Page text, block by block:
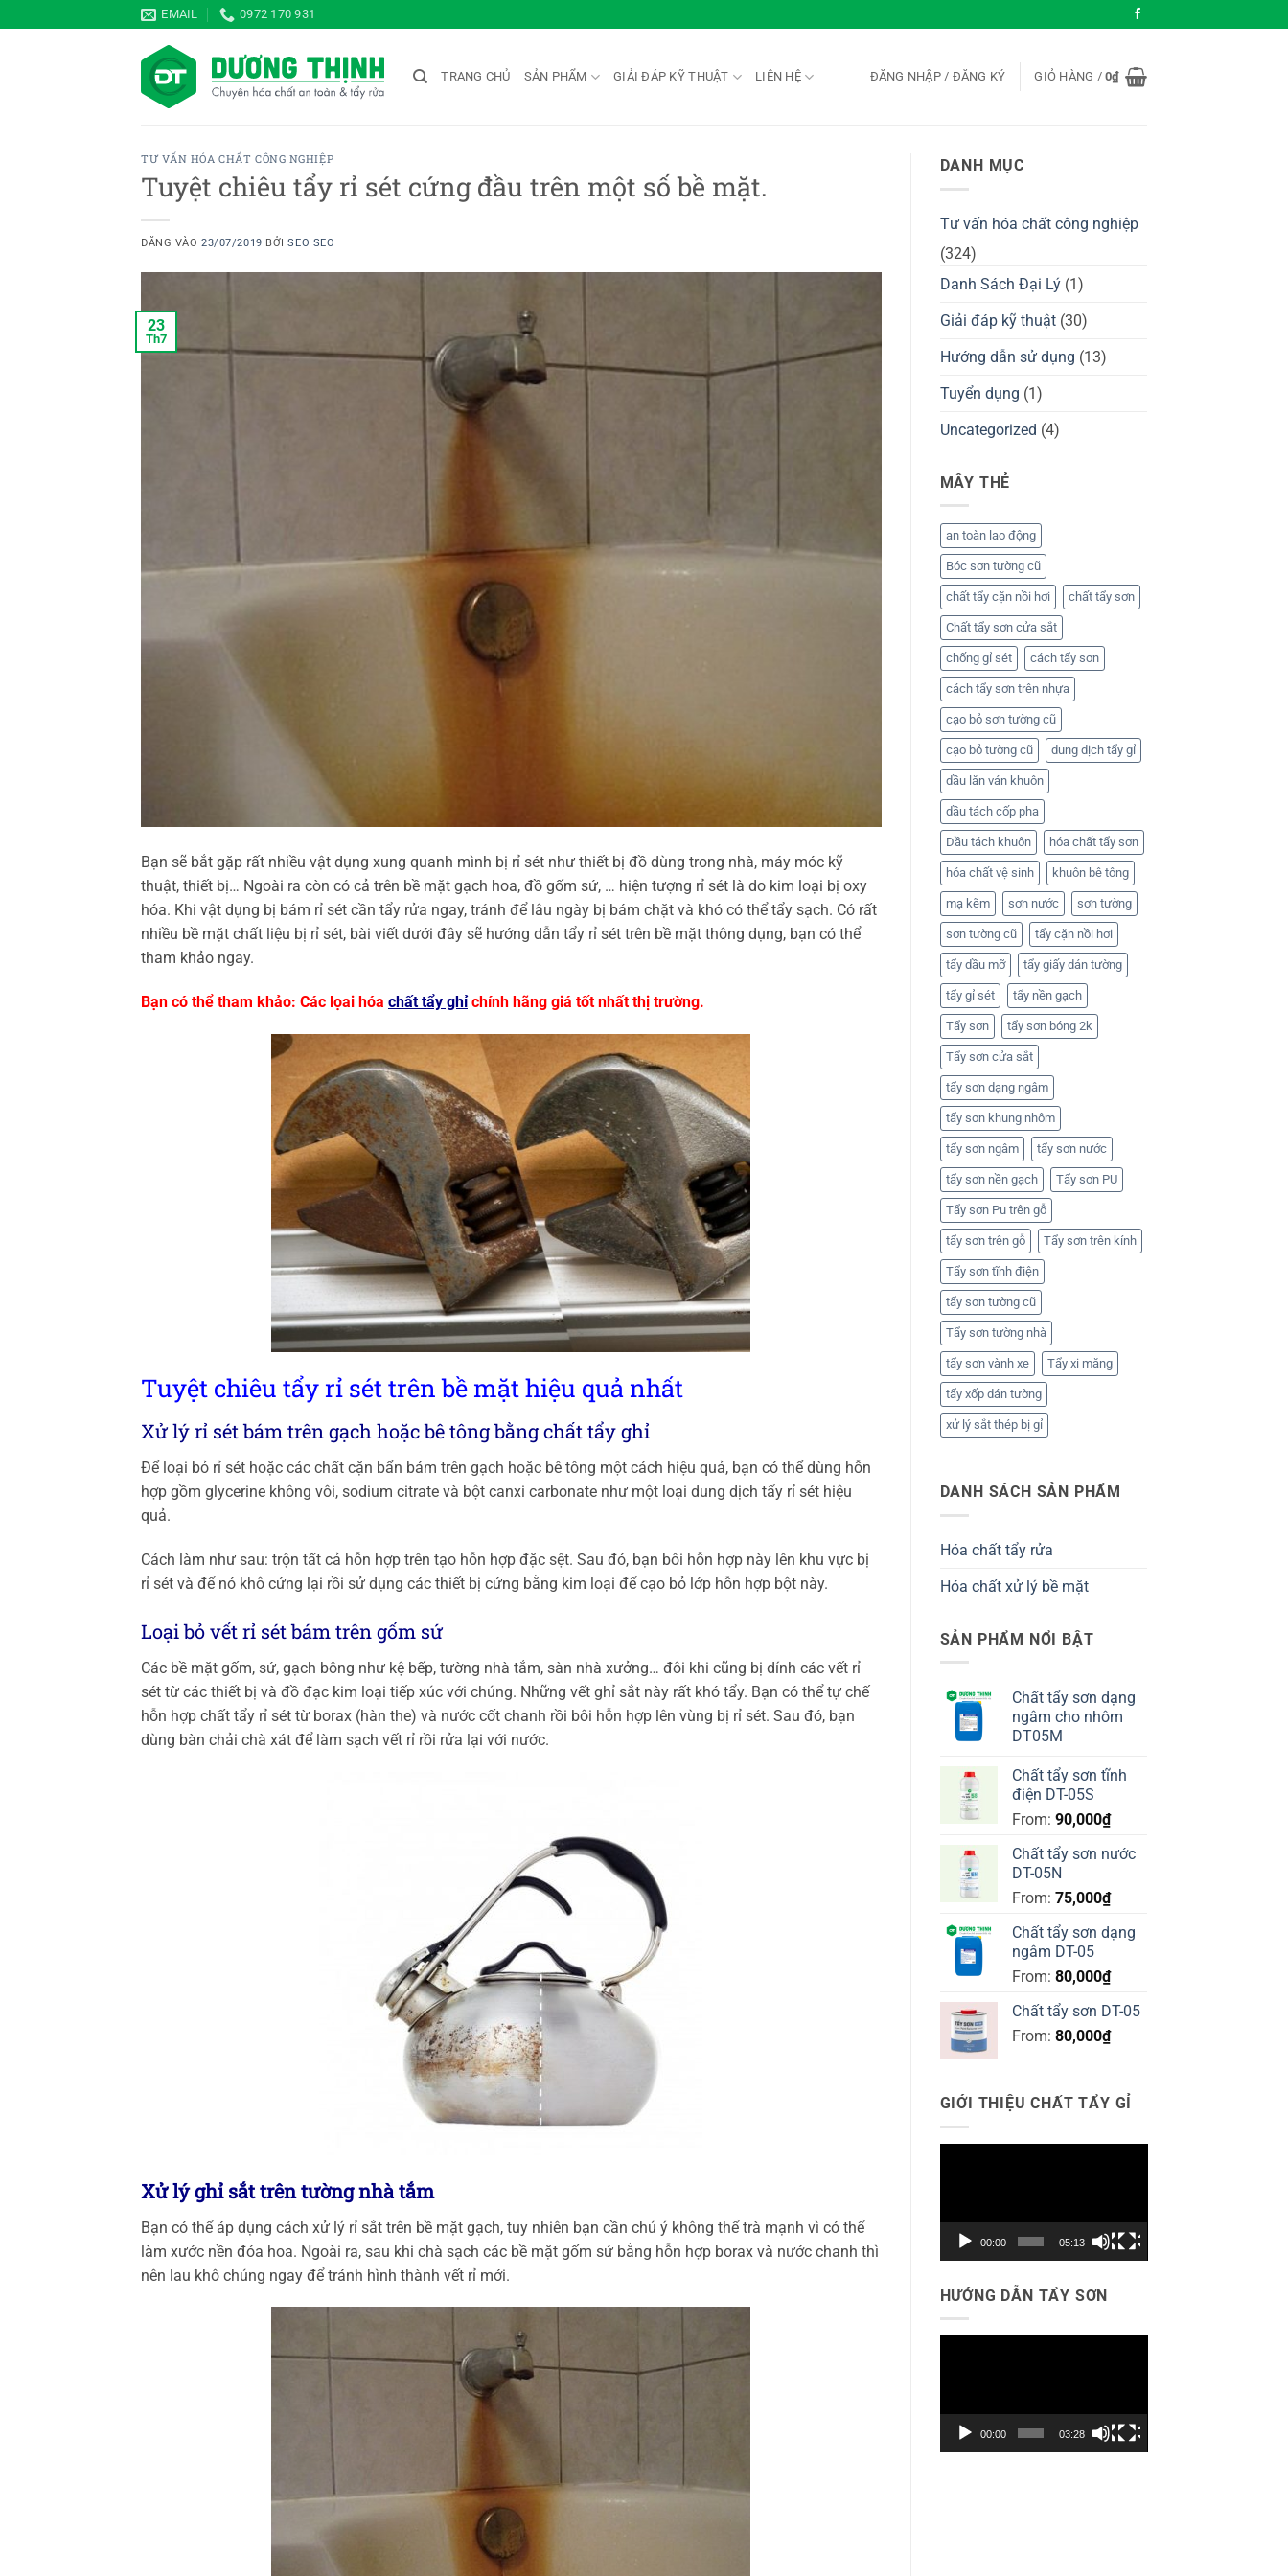
qua
EMAIL 0972 170 931
TRANG CHỦ SẢN PHẨM GIẢI ĐÁP KỸ THUẬT LIÊN HỆ ĐĂNG NHẬP / ĐĂNG KÝ GIỎ HÀNG /0₫
TƯ VẤN HÓA CHẤT CÔNG NGHIỆP
Tuyệt chiêu tẩy rỉ sét cứng đầu trên một số bề mặt.
ĐĂNG VÀO23/07/2019 BỞISEO SEO
23
Th7
Bạn sẽ bắt gặp rất nhiều vật dụng xung quanh mình bị rỉ sét như thiết bị đồ dùng trong nhà, máy móc kỹ
thuật, thiết bị… Ngoài ra còn có cả trên bề mặt gạch hoa, đồ gốm sứ, … hiện tượng rỉ sét là do kim loại bị oxy
hóa. Khi vật dụng bị bám rỉ sét cần tẩy rửa ngay, tránh để lâu ngày bị bám chặt và khó có thể tẩy sạch. Có rất
nhiều bề mặt chất liệu bị rỉ sét, bài viết dưới đây sẽ hướng dẫn tẩy rỉ sét trên bề mặt thông dụng, bạn có thể
tham khảo ngay.
Bạn có thể tham khảo: Các lọai hóa chất tẩy ghỉchính hãng giá tốt nhất thị trường.
Tuyệt chiêu tẩy rỉ sét trên bề mặt hiệu quả nhất
Xử lý rỉ sét bám trên gạch hoặc bê tông bằng chất tẩy ghỉ
Để loại bỏ rỉ sét hoặc các chất cặn bẩn bám trên gạch hoặc bê tông một cách hiệu quả, bạn có thể dùng hỗn
hợp gồm glycerine không vôi, sodium citrate và bột canxi carbonate như một loại dung dịch tẩy rỉ sét hiệu
quả.
Cách làm như sau: trộn tất cả hỗn hợp trên tạo hỗn hợp đặc sệt. Sau đó, bạn bôi hỗn hợp này lên khu vực bị
rỉ sét và để nó khô cứng lại rồi sử dụng các thiết bị cứng bằng kim loại để cạo bỏ lớp hỗn hợp bột này.
Loại bỏ vết rỉ sét bám trên gốm sứ
Các bề mặt gốm, sứ, gạch bông như kệ bếp, tường nhà tắm, sàn nhà xưởng… đôi khi cũng bị dính các vết rỉ
sét từ các thiết bị và đồ đạc kim loại tiếp xúc với chúng. Những vết ghỉ sắt này rất khó tẩy. Bạn có thể tự chế
hỗn hợp chất tẩy rỉ sét từ borax (hàn the) và nước cốt chanh rồi bôi hỗn hợp lên vùng bị rỉ sét. Sau đó, bạn
dùng bàn chải chà xát để làm sạch vết rỉ rồi rửa lại với nước.
Xử lý ghỉ sắt trên tường nhà tắm
Bạn có thể áp dụng cách xử lý rỉ sắt trên bề mặt gạch, tuy nhiên bạn cần chú ý không thể trà mạnh vì có thể
làm xước nền đóa hoa. Ngoài ra, sau khi chà sạch các bề mặt gốm sứ bằng hỗn hợp borax và nước chanh thì
nên lau khô chúng ngay để tránh hình thành vết rỉ mới.
DANH MỤC
Tư vấn hóa chất công nghiệp
(324)
Danh Sách Đại Lý(1)
Giải đáp kỹ thuật(30)
Hướng dẫn sử dụng (13)
Tuyển dụng (1)
Uncategorized (4)
MÂY THẺ
an toàn lao động
Bóc sơn tường cũ
chất tẩy cặn nồi hơi chất tẩy sơn
Chất tẩy sơn cửa sắt
chống gỉ sét cách tẩy sơn
cách tẩy sơn trên nhựa
cạo bỏ sơn tường cũ
cạo bỏ tường cũ dung dịch tẩy gỉ
dầu lăn ván khuôn
dầu tách cốp pha
Dầu tách khuôn hóa chất tẩy sơn
hóa chất vệ sinh khuôn bê tông
mạ kẽm sơn nước sơn tường
sơn tường cũ tẩy cặn nồi hơi
tẩy dầu mỡ tẩy giấy dán tường
tẩy gỉ sét tẩy nền gạch
Tẩy sơn tẩy sơn bóng 2k
Tẩy sơn cửa sắt
tẩy sơn dạng ngâm
tẩy sơn khung nhôm
tẩy sơn ngâm tẩy sơn nước
tẩy sơn nền gạch Tẩy sơn PU
Tẩy sơn Pu trên gỗ
tẩy sơn trên gỗ Tẩy sơn trên kính
Tẩy sơn tĩnh điện
tẩy sơn tường cũ
Tẩy sơn tường nhà
tẩy sơn vành xe Tẩy xi măng
tẩy xốp dán tường
xử lý sắt thép bị gỉ
DANH SÁCH SẢN PHẨM
Hóa chất tẩy rửa
Hóa chất xử lý bề mặt
SẢN PHẨM NỔI BẬT
Chất tẩy sơn dạng
ngâm cho nhôm
DT05M
Chất tẩy sơn tĩnh
điện DT-05S
From: 90,000₫
Chất tẩy sơn nước
DT-05N
From: 75,000₫
Chất tẩy sơn dạng
ngâm DT-05
From: 80,000₫
Chất tẩy sơn DT-05
From: 80,000₫
GIỚI THIỆU CHẤT TẨY GỈ
00:00 05:13
HƯỚNG DẪN TẨY SƠN
00:00 03:28